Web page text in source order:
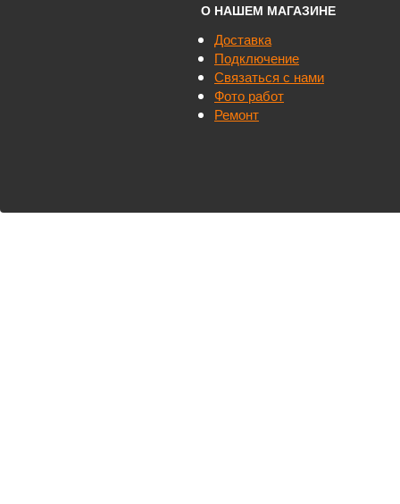
О НАШЕМ МАГАЗИНЕ
Доставка
Подключение
Связаться с нами
Фото работ
Ремонт